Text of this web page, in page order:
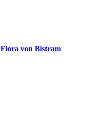
Flora von Bistram